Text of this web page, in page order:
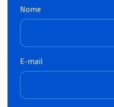
Nome
E-mail